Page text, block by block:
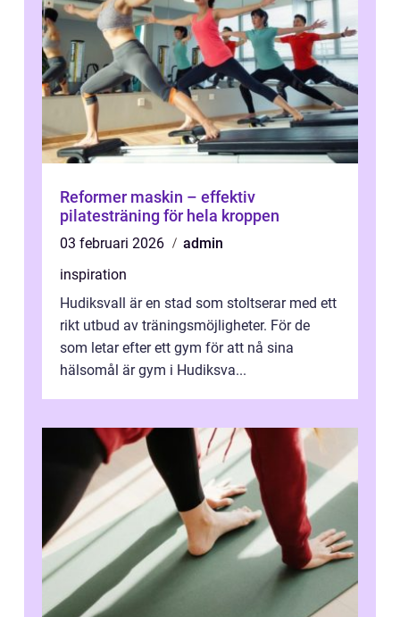
Reformer maskin – effektiv
pilatesträning för hela kroppen
03 februari 2026
admin
inspiration
Hudiksvall är en stad som stoltserar med ett
rikt utbud av träningsmöjligheter. För de
som letar efter ett gym för att nå sina
hälsomål är gym i Hudiksva...